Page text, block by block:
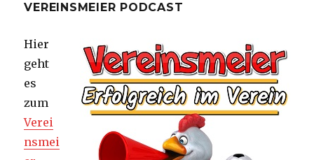
VEREINSMEIER PODCAST
Hier
geht
es
zum
Verei
nsmei